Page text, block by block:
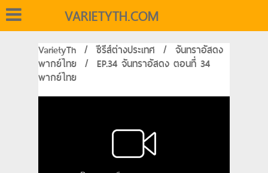
VARIETYTH.COM
VarietyTh / ซีรีส์ต่างประเทศ / จันทราอัสดง
พากย์ไทย / EP.34 จันทราอัสดง ตอนที่ 34
พากย์ไทย